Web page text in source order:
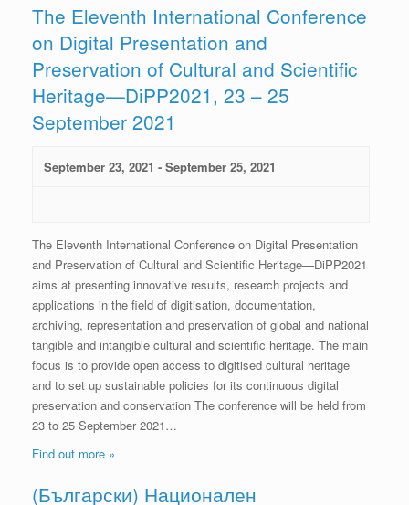
The Eleventh International Conference
on Digital Presentation and
Preservation of Cultural and Scientific
Heritage—DiPP2021, 23 – 25
September 2021
September 23, 2021 - September 25, 2021
The Eleventh International Conference on Digital Presentation
and Preservation of Cultural and Scientific Heritage—DiPP2021
aims at presenting innovative results, research projects and
applications in the field of digitisation, documentation,
archiving, representation and preservation of global and national
tangible and intangible cultural and scientific heritage. The main
focus is to provide open access to digitised cultural heritage
and to set up sustainable policies for its continuous digital
preservation and conservation The conference will be held from
23 to 25 September 2021…
Find out more »
(Български) Национален